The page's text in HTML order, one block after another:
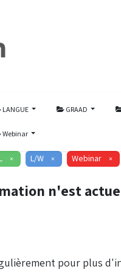
LANGUE GRAAD
Webinar
× L/W × Webinar ×
n'est
pour plus